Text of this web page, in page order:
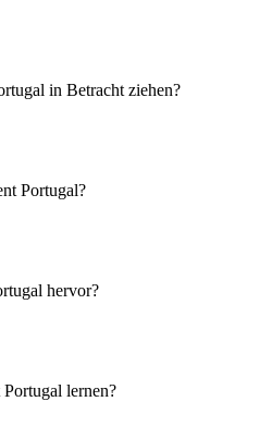
in Betracht ziehen?
Portugal?
hervor?
lernen?